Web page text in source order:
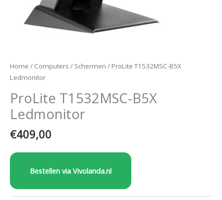
Home / Computers / Schermen / ProLite T1532MSC-B5X
Ledmonitor
ProLite T1532MSC-B5X
Ledmonitor
€409,00
Bestellen via Vivolanda.nl